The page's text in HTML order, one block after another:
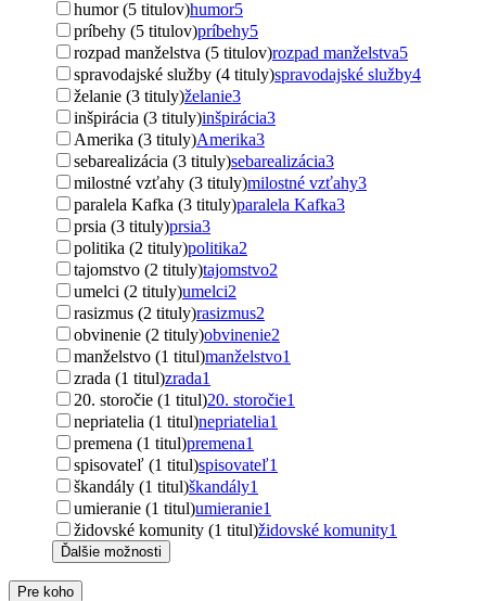
humor (5 titulov)humor5
príbehy (5 titulov)príbehy5
rozpad manželstva (5 titulov)rozpad manželstva5
spravodajské služby (4 tituly)spravodajské služby4
želanie (3 tituly)želanie3
inšpirácia (3 tituly)inšpirácia3
Amerika (3 tituly)Amerika3
sebarealizácia (3 tituly)sebarealizácia3
milostné vzťahy (3 tituly)milostné vzťahy3
paralela Kafka (3 tituly)paralela Kafka3
prsia (3 tituly)prsia3
politika (2 tituly)politika2
tajomstvo (2 tituly)tajomstvo2
umelci (2 tituly)umelci2
rasizmus (2 tituly)rasizmus2
obvinenie (2 tituly)obvinenie2
manželstvo (1 titul)manželstvo1
zrada (1 titul)zrada1
20. storočie (1 titul)20. storočie1
nepriatelia (1 titul)nepriatelia1
premena (1 titul)premena1
spisovateľ (1 titul)spisovateľ1
škandály (1 titul)škandály1
umieranie (1 titul)umieranie1
židovské komunity (1 titul)židovské komunity1
Ďalšie možnosti
Pre koho